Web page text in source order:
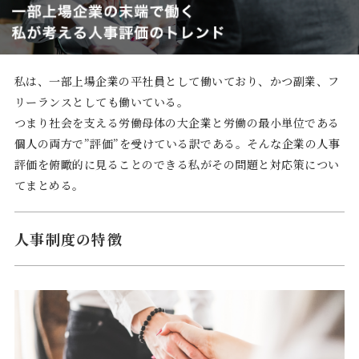
私は、一部上場企業の平社員として働いており、かつ副業、フ
リーランスとしても働いている。
つまり社会を支える労働母体の大企業と労働の最小単位である
個人の両方で”評価”を受けている訳である。そんな企業の人事
評価を俯瞰的に見ることのできる私がその問題と対応策につい
てまとめる。
人事制度の特徴